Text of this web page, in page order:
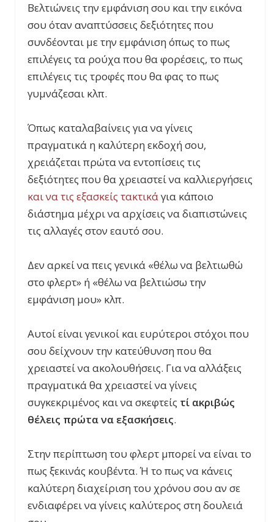
Βελτιώνεις την εμφάνιση σου και την εικόνα
σου όταν αναπτύσσεις δεξιότητες που
συνδέονται με την εμφάνιση όπως το πως
επιλέγεις τα ρούχα που θα φορέσεις, το πως
επιλέγεις τις τροφές που θα φας το πως
γυμνάζεσαι κλπ.
Όπως καταλαβαίνεις για να γίνεις
πραγματικά η καλύτερη εκδοχή σου,
χρειάζεται πρώτα να εντοπίσεις τις
δεξιότητες που θα χρειαστεί να καλλιεργήσεις
και να τις εξασκείς τακτικάγια κάποιο
διάστημα μέχρι να αρχίσεις να διαπιστώνεις
τις αλλαγές στον εαυτό σου.
Δεν αρκεί να πεις γενικά «θέλω να βελτιωθώ
στο φλερτ» ή «θέλω να βελτιώσω την
εμφάνιση μου» κλπ.
Αυτοί είναι γενικοί και ευρύτεροι στόχοι που
σου δείχνουν την κατεύθυνση που θα
χρειαστεί να ακολουθήσεις. Για να αλλάξεις
πραγματικά θα χρειαστεί να γίνεις
συγκεκριμένος και να σκεφτείς τί ακριβώς
θέλεις πρώτα να εξασκήσεις.
Στην περίπτωση του φλερτ μπορεί να είναι το
πως ξεκινάς κουβέντα. Ή το πως να κάνεις
καλύτερη διαχείριση του χρόνου σου αν σε
ενδιαφέρει να γίνεις καλύτερος στη δουλειά